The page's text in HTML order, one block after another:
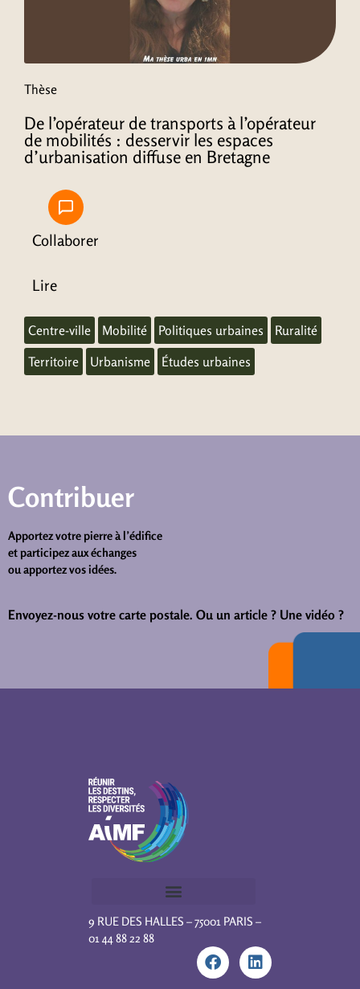
Thèse
De l’opérateur de transports à l’opérateur
de mobilités : desservir les espaces
d’urbanisation diffuse en Bretagne
Collaborer
Lire
Centre-ville Mobilité Politiques urbaines
Ruralité
Territoire
Urbanisme Études urbaines
Contribuer
Apportez votre pierre à l’édifice
et participez aux échanges
ou apportez vos idées.
Envoyez-nous votre carte postale. Ou un article ? Une vidéo ?
9 RUE DES HALLES – 75001 PARIS –
01 44 88 22 88